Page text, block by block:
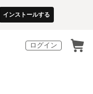
インストールする
ログイン